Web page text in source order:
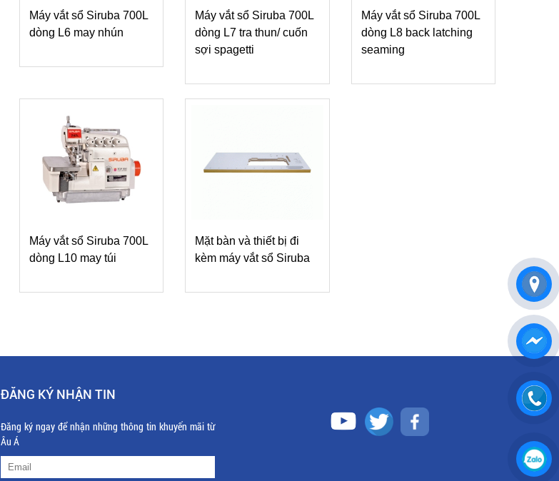
Máy vắt sổ Siruba 700L
dòng L6 may nhún
Máy vắt sổ Siruba 700L
dòng L7 tra thun/ cuốn
sợi spagetti
Máy vắt sổ Siruba 700L
dòng L8 back latching
seaming
Máy vắt sổ Siruba 700L
dòng L10 may túi
Mặt bàn và thiết bị đi
kèm máy vắt sổ Siruba
ĐĂNG KÝ NHẬN TIN
Đăng ký ngay để nhận những thông tin khuyến mãi từ
Âu Á